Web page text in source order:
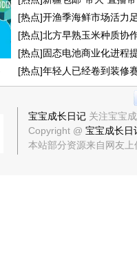
[热点]开渔季海鲜市场活力
[热点]北方早熟玉米种质协
[热点]固态电池商业化进程
[热点]年轻人已经卷到装修
宝宝成长日记 关注宝宝
Copyright @ 宝宝成长日
本站部分资源来自网友